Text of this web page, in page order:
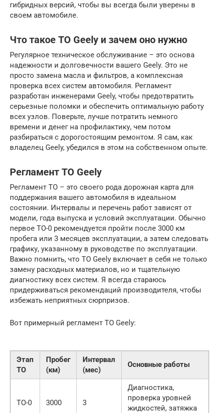
гибридных версий, чтобы вы всегда были уверены в
своем автомобиле.
Что такое ТО Geely и зачем оно нужно
Регулярное техническое обслуживание – это основа
надежности и долговечности вашего Geely. Это не
просто замена масла и фильтров, а комплексная
проверка всех систем автомобиля. Регламент
разработан инженерами Geely, чтобы предотвратить
серьезные поломки и обеспечить оптимальную работу
всех узлов. Поверьте, лучше потратить немного
времени и денег на профилактику, чем потом
разбираться с дорогостоящим ремонтом. Я сам, как
владелец Geely, убедился в этом на собственном опыте.
Регламент ТО Geely
Регламент ТО – это своего рода дорожная карта для
поддержания вашего автомобиля в идеальном
состоянии. Интервалы и перечень работ зависят от
модели, года выпуска и условий эксплуатации. Обычно
первое ТО-0 рекомендуется пройти после 3000 км
пробега или 3 месяцев эксплуатации, а затем следовать
графику, указанному в руководстве по эксплуатации.
Важно помнить, что ТО Geely включает в себя не только
замену расходных материалов, но и тщательную
диагностику всех систем. Я всегда стараюсь
придерживаться рекомендаций производителя, чтобы
избежать неприятных сюрпризов.
Вот примерный регламент ТО Geely:
Этап
ТО
Пробег
(км)
Интервал
(мес)
Основные работы
ТО-0 3000 3
Диагностика,
проверка уровней
жидкостей, затяжка